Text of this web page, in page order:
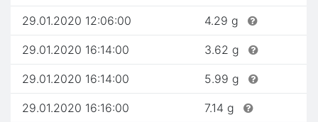
29.01.2020 12:06:00 4.29 g
29.01.2020 16:14:00 3.62 g
29.01.2020 16:14:00 5.99 g
29.01.2020 16:16:00 7.14 g